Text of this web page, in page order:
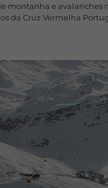
montanha e avalanches
da Cruz Vermelha